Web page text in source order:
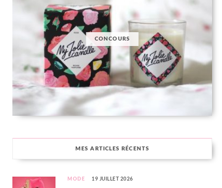
CONCOURS
MES ARTICLES RÉCENTS
MODE 19 JUILLET 2026